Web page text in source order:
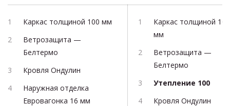
Каркас толщиной 100 мм
Ветрозащита —
Белтермо
Кровля Ондулин
Наружная отделка
Евровагонка 16 мм
Каркас толщиной 100
мм
Ветрозащита —
Белтермо
Утепление 100
Кровля Ондулин